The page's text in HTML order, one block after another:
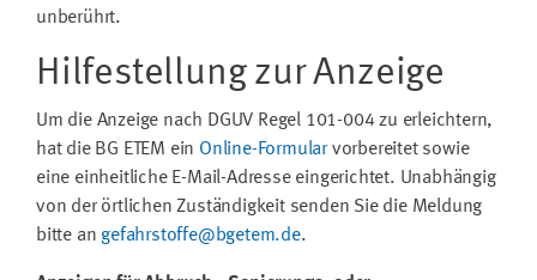
unberührt.
Hilfestellung zur Anzeige
Um die Anzeige nach DGUV Regel 101-004 zu erleichtern,
hat die BG ETEM ein Online-Formularvorbereitet sowie
eine einheitliche E-Mail-Adresse eingerichtet. Unabhängig
von der örtlichen Zuständigkeit senden Sie die Meldung
bitte an gefahrstoffe@bgetem.de.